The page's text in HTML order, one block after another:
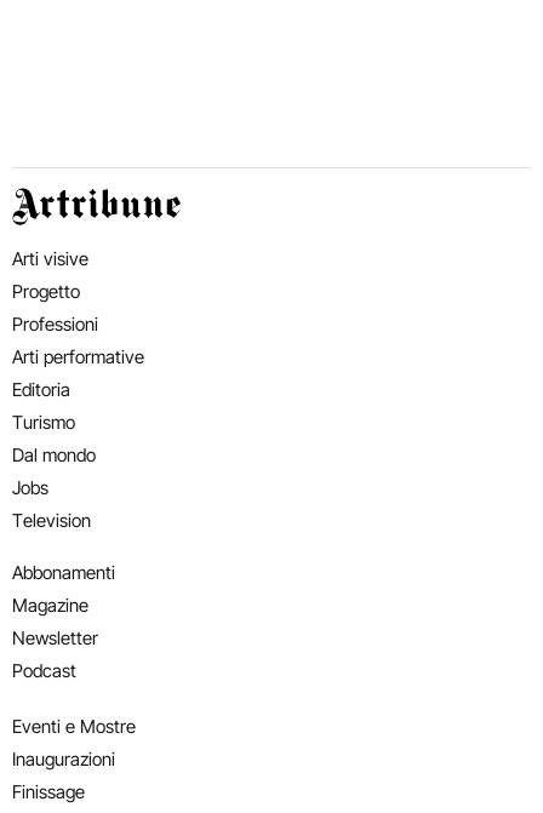
Artribune
Arti visive
Progetto
Professioni
Arti performative
Editoria
Turismo
Dal mondo
Jobs
Television
Abbonamenti
Magazine
Newsletter
Podcast
Eventi e Mostre
Inaugurazioni
Finissage